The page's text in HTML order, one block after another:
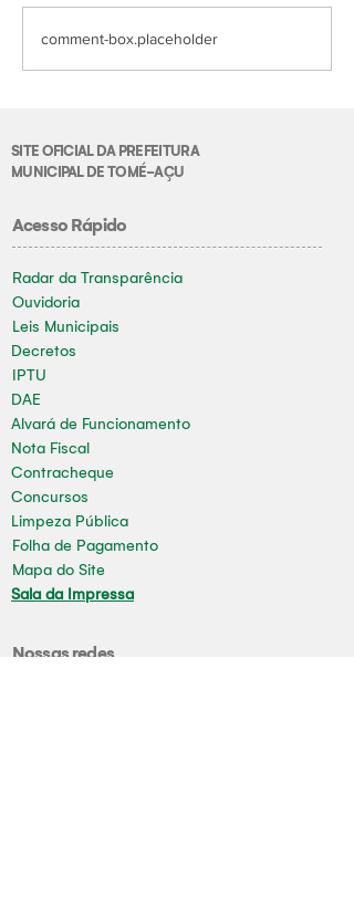
comment-box.placeholder
SITE OFICIAL DA PREFEITURA
MUNICIPAL DE TOMÉ-AÇU
Acesso Rápido
Radar da Transparência
Ouvidoria
Leis Municipais
Decretos
IPTU
DAE
Alvará de Funcionamento
Nota Fiscal
Contracheque
Concursos
Limpeza Pública
Folha de Pagamento
Mapa do Site
Sala da Impressa
Nossas redes